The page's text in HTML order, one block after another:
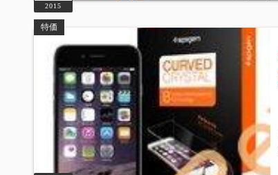
2015
特価